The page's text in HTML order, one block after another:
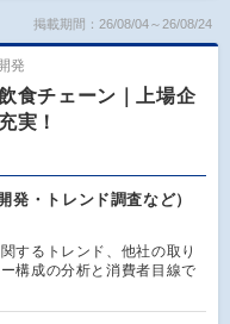
掲載期間：26/08/04～26/08/24
発
食チェーン｜上場企
実！
発・トレンド調査など）
するトレンド、他社の取り
構成の分析と消費者目線で